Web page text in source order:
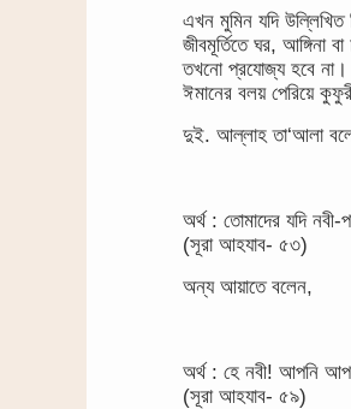
এখন মুমিন যদি উল্লিখিত
জীবমূর্তিতে ঘর, আঙ্গিনা
তখনো প্রযোজ্য হবে না।
ঈমানের বলয় পেরিয়ে
দুই. আল্লাহ তা‘আলা
অর্থ : তোমাদের যদি
(সূরা আহযাব- ৫৩)
অন্য আয়াতে বলেন,
অর্থ : হে নবী! আপনি
(সূরা আহযাব- ৫৯)